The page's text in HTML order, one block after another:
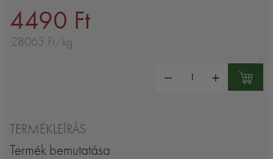
4490 Ft
28063 Ft/kg
TERMÉKLEÍRÁS
Termék bemutatása